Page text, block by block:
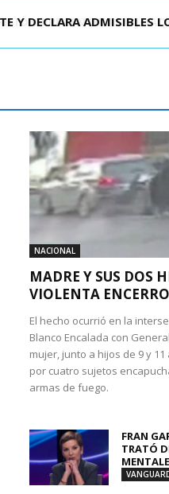
PREVENTIVA DE
NACIONAL
MADRE Y SUS DOS
VIOLENTA
El hecho ocurrió en la
Blanco Encalada con
mujer, junto a hijos de 9 y
por cuatro sujetos
armas de fuego.
FRAN
TRATÓ